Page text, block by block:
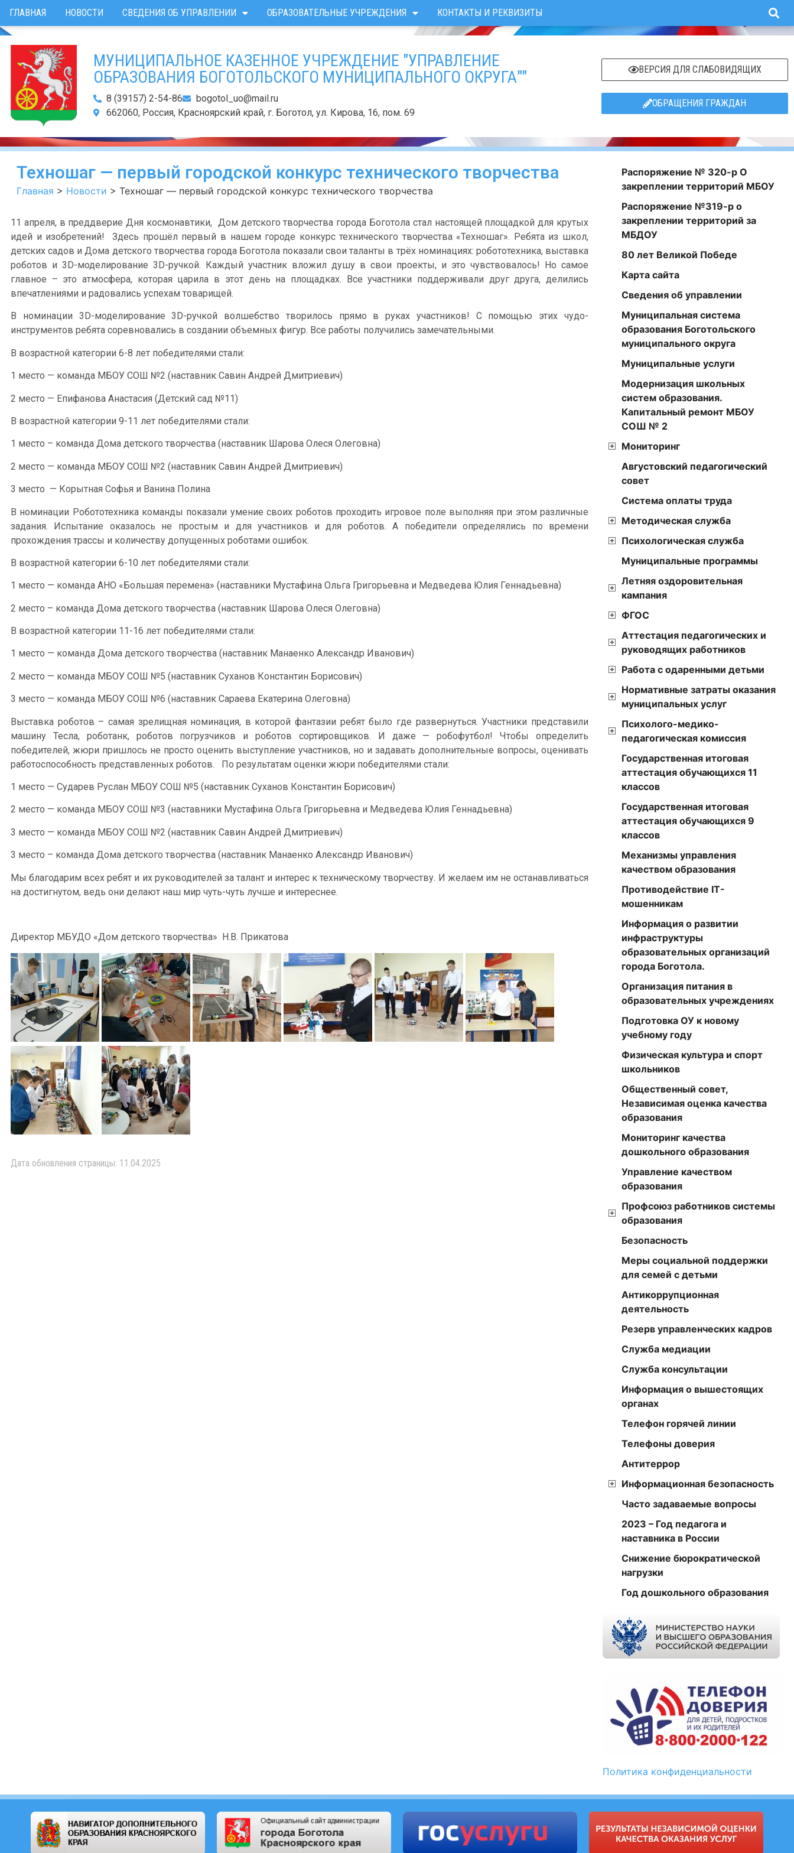
ГЛАВНАЯ НОВОСТИ СВЕДЕНИЯ ОБ УПРАВЛЕНИИ ОБРАЗОВАТЕЛЬНЫЕ УЧРЕЖДЕНИЯ КОНТАКТЫ И РЕКВИЗИТЫ
МУНИЦИПАЛЬНОЕ КАЗЕННОЕ УЧРЕЖДЕНИЕ "УПРАВЛЕНИЕ
ОБРАЗОВАНИЯ БОГОТОЛЬСКОГО МУНИЦИПАЛЬНОГО ОКРУГА""
8 (39157) 2-54-86
bogotol_uo@mail.ru
662060, Россия, Красноярский край, г. Боготол, ул. Кирова, 16, пом. 69
ВЕРСИЯ ДЛЯ СЛАБОВИДЯЩИХ
ОБРАЩЕНИЯ ГРАЖДАН
Техношаг — первый городской конкурс технического творчества
Главная > Новости > Техношаг — первый городской конкурс технического творчества
11 апреля, в преддверие Дня космонавтики, Дом детского творчества города Боготола стал настоящей площадкой для крутых
идей и изобретений! Здесь прошёл первый в нашем городе конкурс технического творчества «Техношаг». Ребята из школ,
детских садов и Дома детского творчества города Боготола показали свои таланты в трёх номинациях: робототехника, выставка
роботов и 3D-моделирование 3D-ручкой. Каждый участник вложил душу в свои проекты, и это чувствовалось! Но самое
главное – это атмосфера, которая царила в этот день на площадках. Все участники поддерживали друг друга, делились
впечатлениями и радовались успехам товарищей.
В номинации 3D-моделирование 3D-ручкой волшебство творилось прямо в руках участников! С помощью этих чудо-
инструментов ребята соревновались в создании объемных фигур. Все работы получились замечательными.
В возрастной категории 6-8 лет победителями стали:
1 место — команда МБОУ СОШ №2 (наставник Савин Андрей Дмитриевич)
2 место — Епифанова Анастасия (Детский сад №11)
В возрастной категории 9-11 лет победителями стали:
1 место – команда Дома детского творчества (наставник Шарова Олеся Олеговна)
2 место — команда МБОУ СОШ №2 (наставник Савин Андрей Дмитриевич)
3 место — Корытная Софья и Ванина Полина
В номинации Робототехника команды показали умение своих роботов проходить игровое поле выполняя при этом различные
задания. Испытание оказалось не простым и для участников и для роботов. А победители определялись по времени
прохождения трассы и количеству допущенных роботами ошибок.
В возрастной категории 6-10 лет победителями стали:
1 место — команда АНО «Большая перемена» (наставники Мустафина Ольга Григорьевна и Медведева Юлия Геннадьевна)
2 место – команда Дома детского творчества (наставник Шарова Олеся Олеговна)
В возрастной категории 11-16 лет победителями стали:
1 место — команда Дома детского творчества (наставник Манаенко Александр Иванович)
2 место — команда МБОУ СОШ №5 (наставник Суханов Константин Борисович)
3 место — команда МБОУ СОШ №6 (наставник Сараева Екатерина Олеговна)
Выставка роботов – самая зрелищная номинация, в которой фантазии ребят было где развернуться. Участники представили
машину Тесла, роботанк, роботов погрузчиков и роботов сортировщиков. И даже — робофутбол! Чтобы определить
победителей, жюри пришлось не просто оценить выступление участников, но и задавать дополнительные вопросы, оценивать
работоспособность представленных роботов. По результатам оценки жюри победителями стали:
1 место — Сударев Руслан МБОУ СОШ №5 (наставник Суханов Константин Борисович)
2 место — команда МБОУ СОШ №3 (наставники Мустафина Ольга Григорьевна и Медведева Юлия Геннадьевна)
3 место — команда МБОУ СОШ №2 (наставник Савин Андрей Дмитриевич)
3 место – команда Дома детского творчества (наставник Манаенко Александр Иванович)
Мы благодарим всех ребят и их руководителей за талант и интерес к техническому творчеству. И желаем им не останавливаться
на достигнутом, ведь они делают наш мир чуть-чуть лучше и интереснее.
Директор МБУДО «Дом детского творчества» Н.В. Прикатова
Дата обновления страницы: 11.04.2025
Распоряжение № 320-р О
закреплении территорий МБОУ
Распоряжение №319-р о
закреплении территорий за
МБДОУ
80 лет Великой Победе
Карта сайта
Сведения об управлении
Муниципальная система
образования Боготольского
муниципального округа
Муниципальные услуги
Модернизация школьных
систем образования.
Капитальный ремонт МБОУ
СОШ № 2
Мониторинг
Августовский педагогический
совет
Cистема оплаты труда
Методическая служба
Психологическая служба
Муниципальные программы
Летняя оздоровительная
кампания
ФГОС
Аттестация педагогических и
руководящих работников
Работа с одаренными детьми
Нормативные затраты оказания
муниципальных услуг
Психолого-медико-
педагогическая комиссия
Государственная итоговая
аттестация обучающихся 11
классов
Государственная итоговая
аттестация обучающихся 9
классов
Механизмы управления
качеством образования
Противодействие IT-
мошенникам
Информация о развитии
инфраструктуры
образовательных организаций
города Боготола.
Организация питания в
образовательных учреждениях
Подготовка ОУ к новому
учебному году
Физическая культура и спорт
школьников
Общественный совет,
Независимая оценка качества
образования
Мониторинг качества
дошкольного образования
Управление качеством
образования
Профсоюз работников системы
образования
Безопасность
Меры социальной поддержки
для семей с детьми
Антикоррупционная
деятельность
Резерв управленческих кадров
Служба медиации
Служба консультации
Информация о вышестоящих
органах
Телефон горячей линии
Телефоны доверия
Антитеррор
Информационная безопасность
Часто задаваемые вопросы
2023 – Год педагога и
наставника в России
Снижение бюрократической
нагрузки
Год дошкольного образования
Политика конфиденциальности